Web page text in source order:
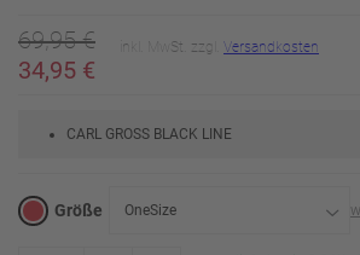
69,95 €
34,95 €
inkl. MwSt. zzgl. Versandkosten
CARL GROSS BLACK LINE
Größe OneSize